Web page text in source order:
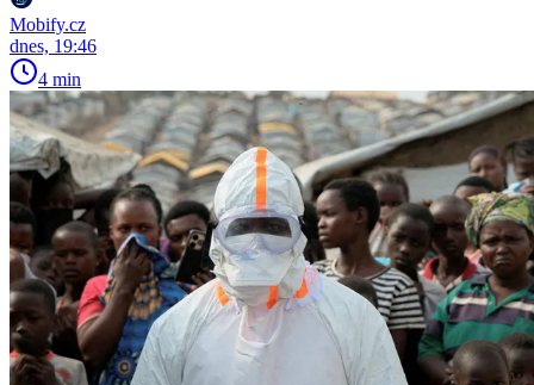
Mobify.cz
dnes, 19:46
4 min